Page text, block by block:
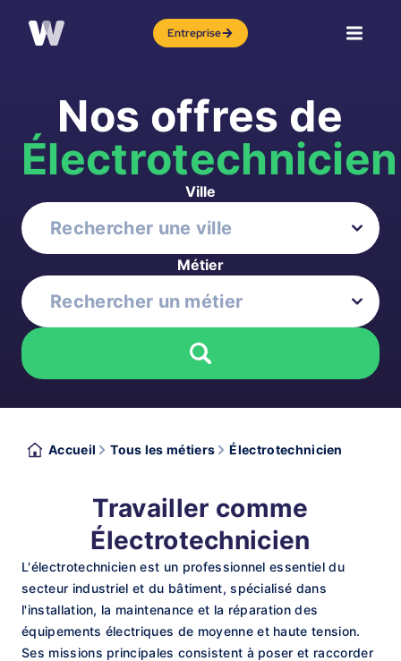
Entreprise
Nos offres de
Électrotechnicien
Ville
Métier
Accueil Tous les métiers Électrotechnicien
Travailler comme
Électrotechnicien
L'électrotechnicien est un professionnel essentiel du
secteur industriel et du bâtiment, spécialisé dans
l'installation, la maintenance et la réparation des
équipements électriques de moyenne et haute tension.
Ses missions principales consistent à poser et raccorder